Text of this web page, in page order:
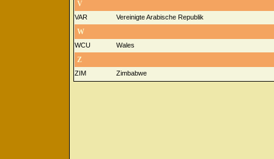
V
VAR Vereinigte Arabische Republik
W
WCU Wales
Z
ZIM Zimbabwe